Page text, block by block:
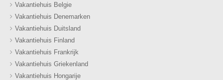
Vakantiehuis Belgie
Vakantiehuis Denemarken
Vakantiehuis Duitsland
Vakantiehuis Finland
Vakantiehuis Frankrijk
Vakantiehuis Griekenland
Vakantiehuis Hongarije